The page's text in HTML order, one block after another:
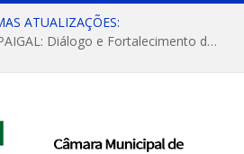
ATUALIZAÇÕES:
Convite: Encontro da APAIGAL: Diálogo e Fortalecimento da Agricultura Familiar